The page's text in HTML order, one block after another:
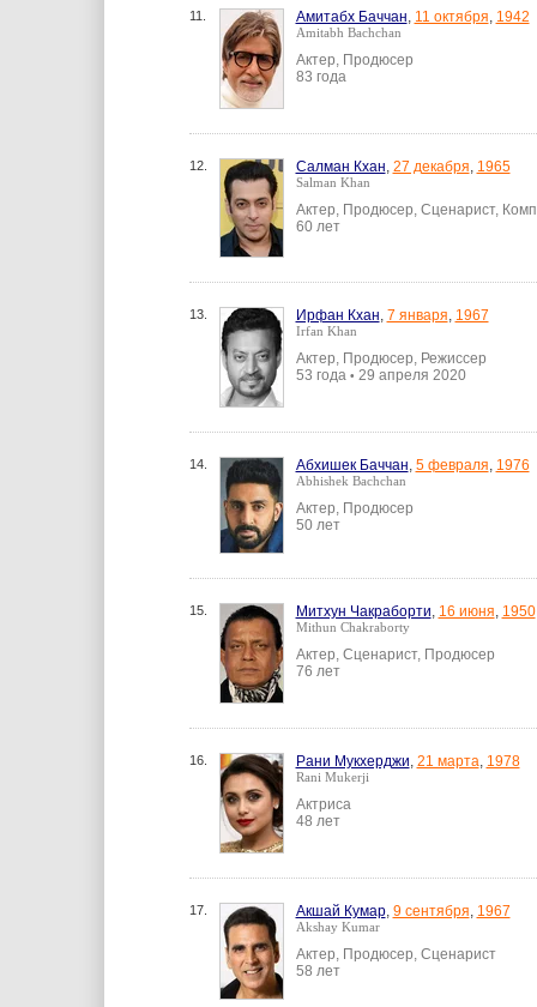
11. Амитабх Баччан, 11 октября, 1942
Amitabh Bachchan
Актер, Продюсер
83 года
12. Салман Кхан, 27 декабря, 1965
Salman Khan
Актер, Продюсер, Сценарист,
60 лет
13. Ирфан Кхан, 7 января, 1967
Irfan Khan
Актер, Продюсер, Режиссер
53 года • 29 апреля 2020
14. Абхишек Баччан, 5 февраля, 1976
Abhishek Bachchan
Актер, Продюсер
50 лет
15. Митхун Чакраборти, 16 июня, 1950
Mithun Chakraborty
Актер, Сценарист, Продюсер
76 лет
16. Рани Мукхерджи, 21 марта, 1978
Rani Mukerji
Актриса
48 лет
17. Акшай Кумар, 9 сентября, 1967
Akshay Kumar
Актер, Продюсер, Сценарист
58 лет